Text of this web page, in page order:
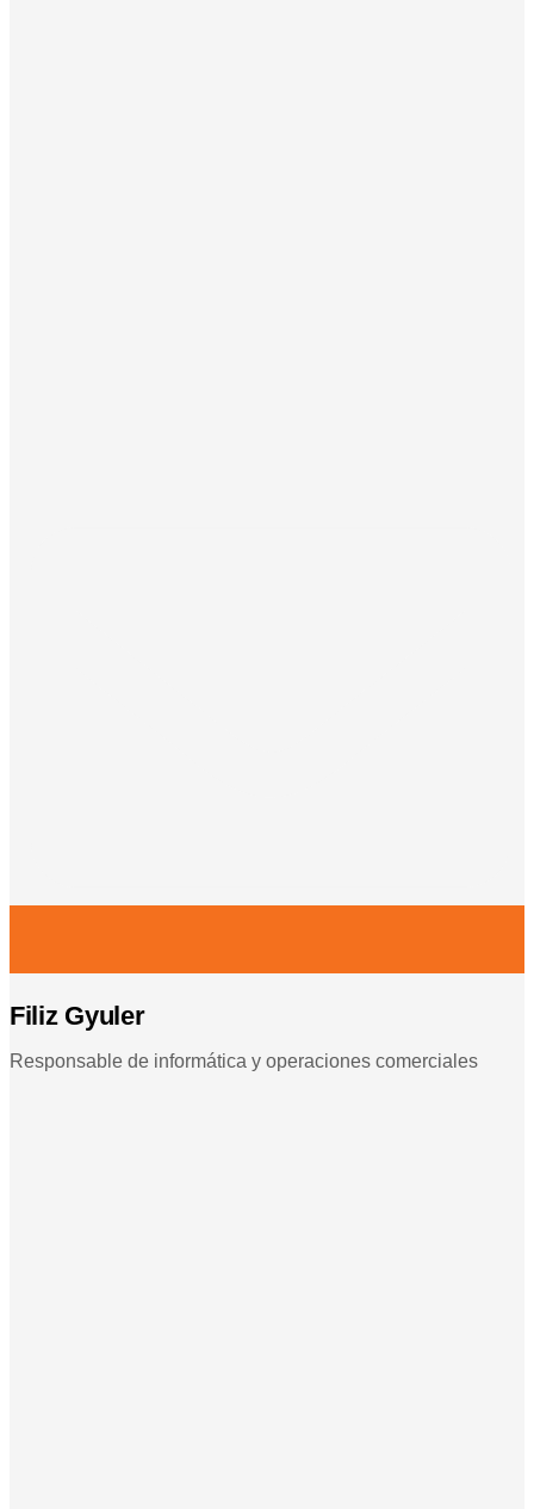
Filiz Gyuler
Responsable de informática y operaciones comerciales